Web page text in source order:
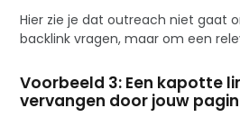
Hier zie je dat outreach niet gaat
backlink vragen, maar om een
Voorbeeld 3: Een kapotte
vervangen door jouw